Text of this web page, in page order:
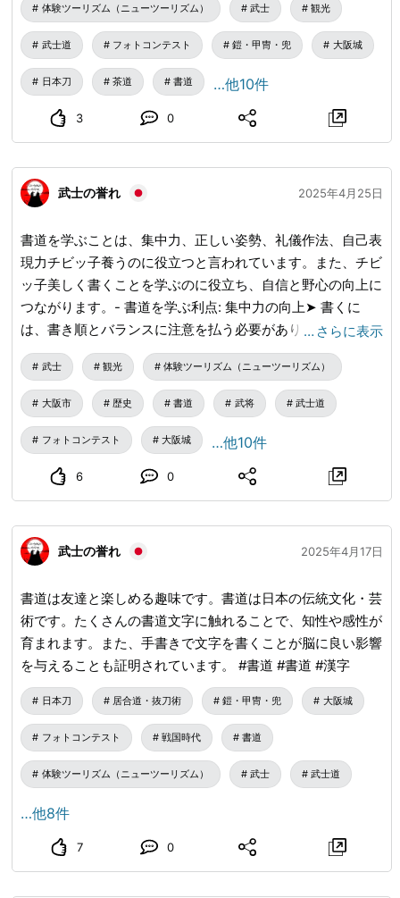
体験ツーリズム（ニューツーリズム） 武士 観光
武士道 フォトコンテスト 鎧・甲冑・兜 大阪城
日本刀 茶道 書道 …他10件
3 0
武士の誉れ 2025年4月25日
書道を学ぶことは、集中力、正しい姿勢、礼儀作法、自己表
現力チビッ子養うのに役立つと言われています。また、チビ
ッ子美しく書くことを学ぶのに役立ち、自信と野心の向上に
つながります。- 書道を学ぶ利点: 集中力の向上➤ 書くに
は、書き順とバランスに注意を払う必要があり、集中力を高
めることができます。正しい姿勢➤ 書道は床に座って行う
ので、正しい姿勢を身につけることができます。礼儀➤ 筆
の持ち方、墨のこすり方、紙の扱い方などのマナーを学ぶこ
とができます。自己表現力の向上➤ 生徒が自分の気持ちや
考えを文章で表現できるようにします。自分に自信をつける
の自信と願望を高めることができます。リラクゼーション➤
てストレスを和らげるのに役立ちます。小学校進学準備➤
また、小学校に入学する前に鉛筆の持ち方や書き方を練習す
… さらに表示
武士 観光 体験ツーリズム（ニューツーリズム）
大阪市 歴史 書道 武将 武士道
フォトコンテスト 大阪城 …他10件
6 0
武士の誉れ 2025年4月17日
書道は友達と楽しめる趣味です。書道は日本の伝統文化・芸
術です。たくさんの書道文字に触れることで、知性や感性が
育まれます。また、手書きで文字を書くことが脳に良い影響
を与えることも証明されています。 #書道 #書道 #漢字
日本刀 居合道・抜刀術 鎧・甲冑・兜 大阪城
フォトコンテスト 戦国時代 書道
体験ツーリズム（ニューツーリズム） 武士 武士道
…他8件
7 0